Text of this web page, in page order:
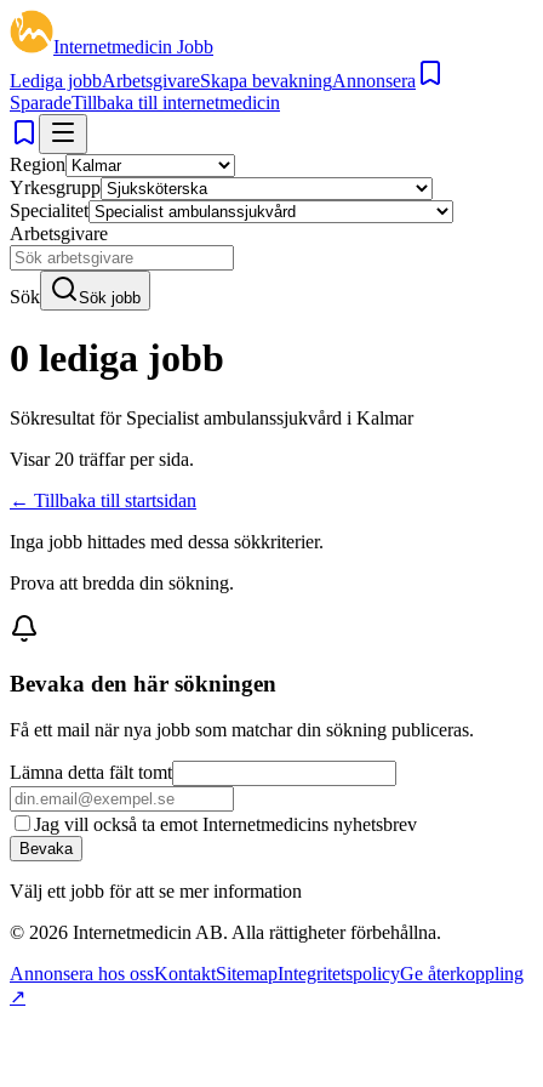
Internetmedicin Jobb
Lediga jobbArbetsgivareSkapa bevakningAnnonsera
SparadeTillbaka till internetmedicin
Region
Yrkesgrupp
Specialitet
Arbetsgivare
Sök Sök jobb
0 lediga jobb
Sökresultat för Specialist ambulanssjukvård i Kalmar
Visar 20 träffar per sida.
← Tillbaka till startsidan
Inga jobb hittades med dessa sökkriterier.
Prova att bredda din sökning.
Bevaka den här sökningen
Få ett mail när nya jobb som matchar din sökning publiceras.
Lämna detta fält tomt
Jag vill också ta emot Internetmedicins nyhetsbrev
Bevaka
Välj ett jobb för att se mer information
© 2026 Internetmedicin AB. Alla rättigheter förbehållna.
Annonsera hos ossKontaktSitemapIntegritetspolicyGe återkoppling
↗